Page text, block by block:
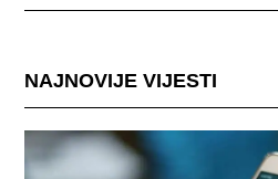
NAJNOVIJE VIJESTI